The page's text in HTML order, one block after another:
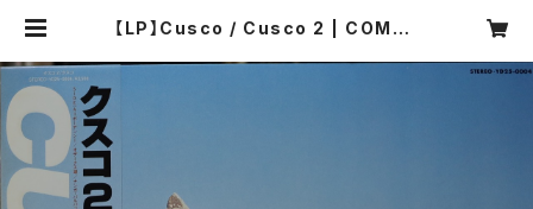
【LP】Cusco / Cusco 2 | COMPA